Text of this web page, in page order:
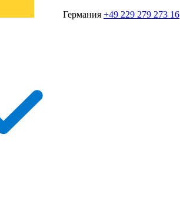
Германия +49 229 279 273 16